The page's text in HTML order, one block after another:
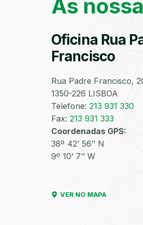
As
Oficina Rua
Francisco
Rua Padre Francisco,
1350-226 LISBOA
Telefone: 213 931 330
Fax: 213 931 333
Coordenadas GPS:
38º 42’ 56’’ N
9º 10’ 7’’ W
VER NO MAPA